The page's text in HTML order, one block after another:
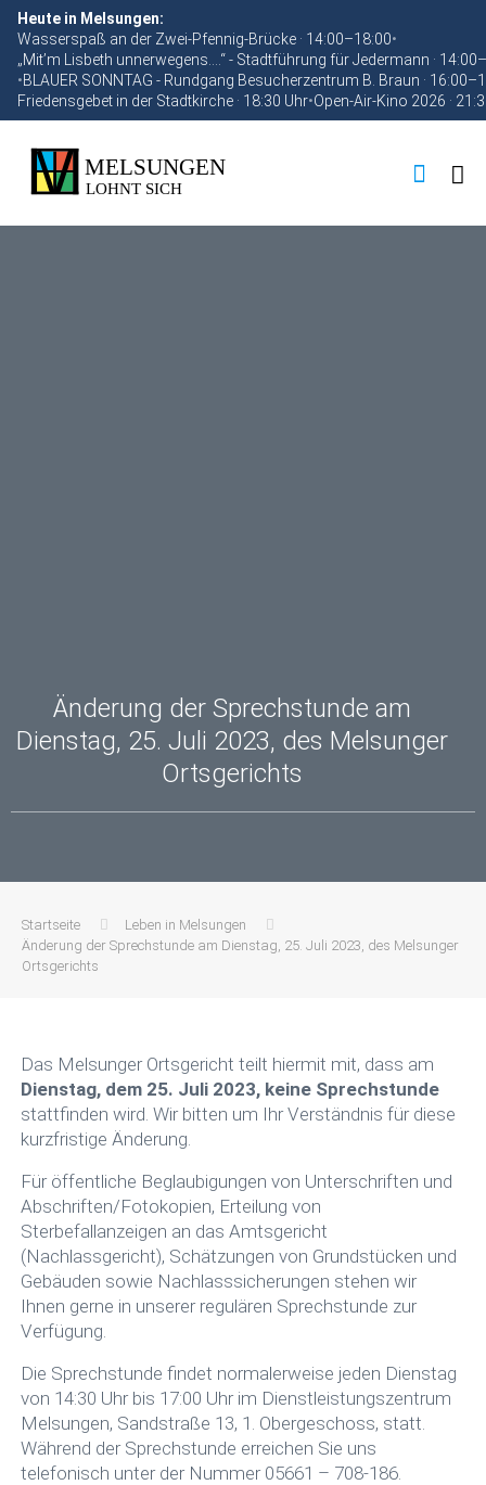
Heute in Melsungen:
Wasserspaß an der Zwei-Pfennig-Brücke · 14:00–18:00•
„Mit’m Lisbeth unnerwegens….“ - Stadtführung für Jedermann ·
•BLAUER SONNTAG - Rundgang Besucherzentrum B. Braun ·
Friedensgebet in der Stadtkirche · 18:30 Uhr•Open-Air-Kino 2026 ·
Änderung der Sprechstunde am
Dienstag, 25. Juli 2023, des Melsunger
Ortsgerichts
Startseite
Leben in Melsungen
Änderung der Sprechstunde am Dienstag, 25. Juli 2023, des Melsunger
Ortsgerichts
Das Melsunger Ortsgericht teilt hiermit mit, dass am
Dienstag, dem 25. Juli 2023, keine Sprechstunde
stattfinden wird. Wir bitten um Ihr Verständnis für diese
kurzfristige Änderung.
Für öffentliche Beglaubigungen von Unterschriften und
Abschriften/Fotokopien, Erteilung von
Sterbefallanzeigen an das Amtsgericht
(Nachlassgericht), Schätzungen von Grundstücken und
Gebäuden sowie Nachlasssicherungen stehen wir
Ihnen gerne in unserer regulären Sprechstunde zur
Verfügung.
Die Sprechstunde findet normalerweise jeden Dienstag
von 14:30 Uhr bis 17:00 Uhr im Dienstleistungszentrum
Melsungen, Sandstraße 13, 1. Obergeschoss, statt.
Während der Sprechstunde erreichen Sie uns
telefonisch unter der Nummer 05661 – 708-186.